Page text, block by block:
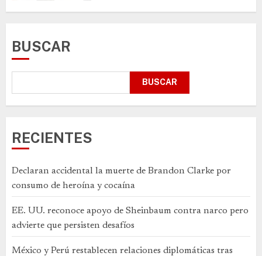
BUSCAR
BUSCAR
RECIENTES
Declaran accidental la muerte de Brandon Clarke por
consumo de heroína y cocaína
EE. UU. reconoce apoyo de Sheinbaum contra narco pero
advierte que persisten desafíos
México y Perú restablecen relaciones diplomáticas tras